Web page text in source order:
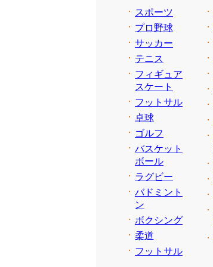
スポーツ
プロ野球
サッカー
テニス
フィギュア
スケート
フットサル
卓球
ゴルフ
バスケット
ボール
ラグビー
バドミント
ン
ボクシング
柔道
フットサル